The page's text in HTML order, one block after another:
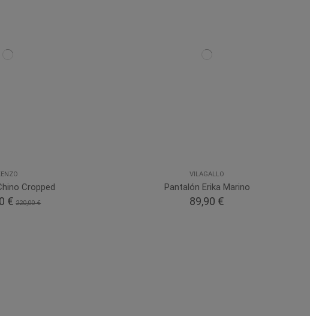
Cropped
€ 220,00 €
VILAGALLO
Pantalón Erika Marino
89,90 €